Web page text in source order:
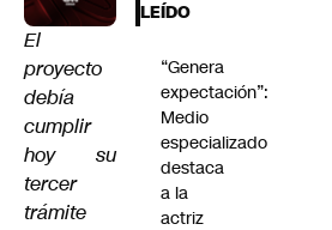
El
proyecto
debía
cumplir
hoy su
tercer
trámite
LEÍDO
“Genera
expectación”:
Medio
especializado
destaca
a la
actriz